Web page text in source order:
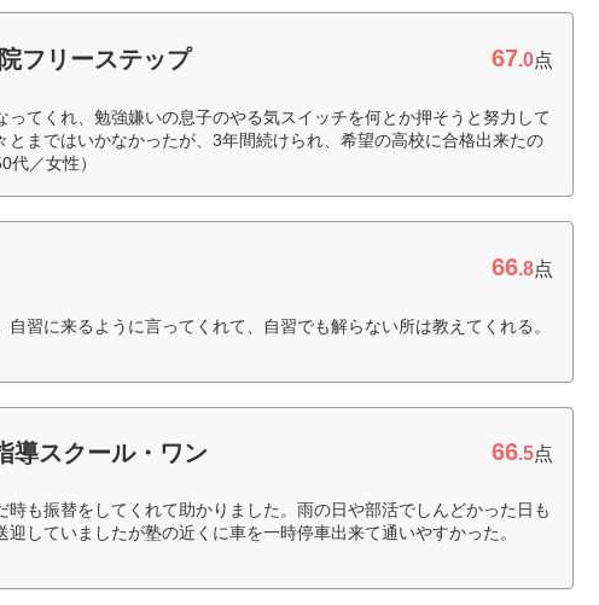
フリーステップ 67.0点
ってくれ、勉強嫌いの息子のやる気スイッチを何とか押そうと努力して
とまではいかなかったが、3年間続けられ、希望の高校に合格出来たの
代／女性）
66.8点
自習に来るように言ってくれて、自習でも解らない所は教えてくれる。
導スクール・ワン 66.5点
時も振替をしてくれて助かりました。雨の日や部活でしんどかった日も
していましたが塾の近くに車を一時停車出来て通いやすかった。